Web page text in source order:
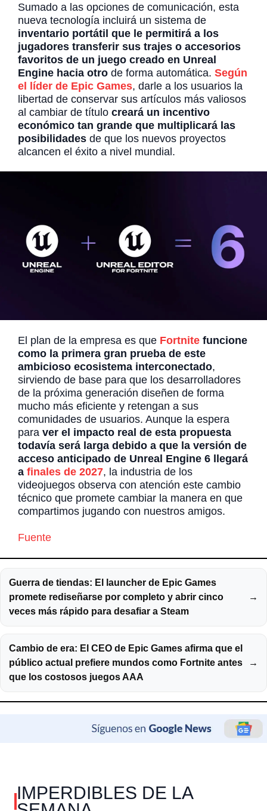
Sumado a las opciones de comunicación, esta
nueva tecnología incluirá un sistema de
inventario portátil que le permitirá a los
jugadores transferir sus trajes o accesorios
favoritos de un juego creado en Unreal
Engine hacia otro de forma automática. Según
el líder de Epic Games, darle a los usuarios la
libertad de conservar sus artículos más valiosos
al cambiar de título creará un incentivo
económico tan grande que multiplicará las
posibilidades de que los nuevos proyectos
alcancen el éxito a nivel mundial.
El plan de la empresa es que Fortnite funcione
como la primera gran prueba de este
ambicioso ecosistema interconectado,
sirviendo de base para que los desarrolladores
de la próxima generación diseñen de forma
mucho más eficiente y retengan a sus
comunidades de usuarios. Aunque la espera
para ver el impacto real de esta propuesta
todavía será larga debido a que la versión de
acceso anticipado de Unreal Engine 6 llegará
a finales de 2027, la industria de los
videojuegos observa con atención este cambio
técnico que promete cambiar la manera en que
compartimos jugando con nuestros amigos.
Fuente
Guerra de tiendas: El launcher de Epic Games
promete rediseñarse por completo y abrir cinco
veces más rápido para desafiar a Steam
→
Cambio de era: El CEO de Epic Games afirma que el
público actual prefiere mundos como Fortnite antes
que los costosos juegos AAA
→
IMPERDIBLES DE LA